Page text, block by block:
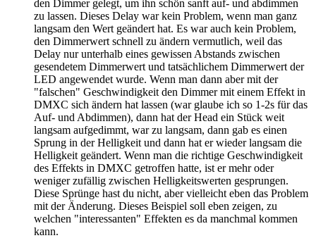
den Dimmer gelegt, um ihn schön sanft auf- und abdimmen
zu lassen. Dieses Delay war kein Problem, wenn man ganz
langsam den Wert geändert hat. Es war auch kein Problem,
den Dimmerwert schnell zu ändern vermutlich, weil das
Delay nur unterhalb eines gewissen Abstands zwischen
gesendetem Dimmerwert und tatsächlichem Dimmerwert der
LED angewendet wurde. Wenn man dann aber mit der
"falschen" Geschwindigkeit den Dimmer mit einem Effekt in
DMXC sich ändern hat lassen (war glaube ich so 1-2s für das
Auf- und Abdimmen), dann hat der Head ein Stück weit
langsam aufgedimmt, war zu langsam, dann gab es einen
Sprung in der Helligkeit und dann hat er wieder langsam die
Helligkeit geändert. Wenn man die richtige Geschwindigkeit
des Effekts in DMXC getroffen hatte, ist er mehr oder
weniger zufällig zwischen Helligkeitswerten gesprungen.
Diese Sprünge hast du nicht, aber vielleicht eben das Problem
mit der Änderung. Dieses Beispiel soll eben zeigen, zu
welchen "interessanten" Effekten es da manchmal kommen
kann.